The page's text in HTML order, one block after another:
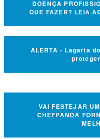
DOENÇA
QUE FAZER? LEIA
ALERTA - Lagarta
VAI FESTEJAR
CHEFPANDA